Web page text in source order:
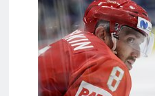
Версия для
слабовидящих